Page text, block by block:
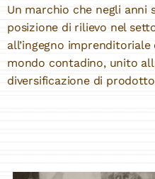
Un marchio che negli anni
posizione di rilievo nel
all’ingegno
mondo contadino, unito
diversificazione di